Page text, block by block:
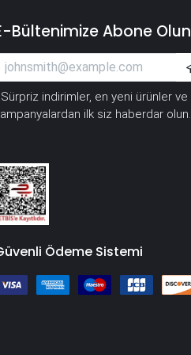
Bültenimize Abone Olun
Sürpriz indirimler, en yeni ürünler ve
ilk siz haberdar olun.
Ödeme Sistemi